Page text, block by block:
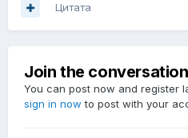
Цитата
Join the conversation
You can post now and register
sign in now to post with your